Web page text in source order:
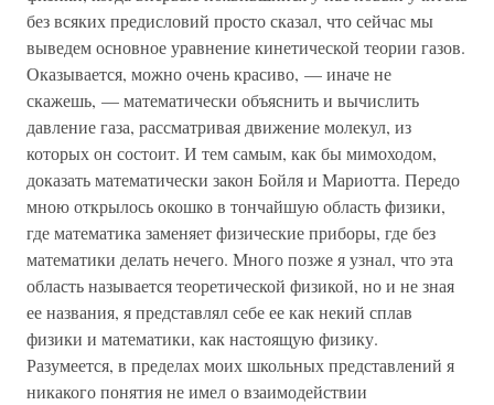
без всяких предисловий просто сказал, что сейчас мы
выведем основное уравнение кинетической теории газов.
Оказывается, можно очень красиво, — иначе не
скажешь, — математически объяснить и вычислить
давление газа, рассматривая движение молекул, из
которых он состоит. И тем самым, как бы мимоходом,
доказать математически закон Бойля и Мариотта. Передо
мною открылось окошко в тончайшую область физики,
где математика заменяет физические приборы, где без
математики делать нечего. Много позже я узнал, что эта
область называется теоретической физикой, но и не зная
ее названия, я представлял себе ее как некий сплав
физики и математики, как настоящую физику.
Разумеется, в пределах моих школьных представлений я
никакого понятия не имел о взаимодействии